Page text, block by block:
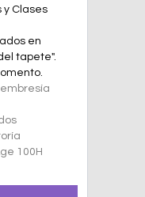
y Clases
en
tapete".
100H